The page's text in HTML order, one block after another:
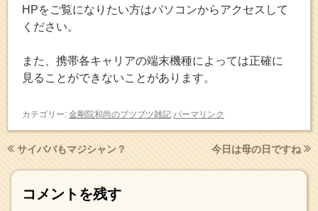
HPをご覧になりたい方はパソコンからアクセスして
ください。
また、携帯各キャリアの端末機種によっては正確に
見ることができないことがあります。
カテゴリー: 金剛院和尚のブツブツ雑記 パーマリンク
サイババもマジシャン？ 今日は母の日ですね
コメントを残す